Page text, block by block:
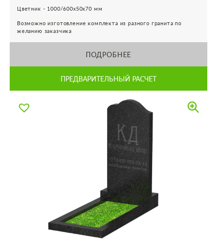
Цветник - 1000/600х50х70 мм
Возможно изготовление комплекта из разного гранита по
желанию заказчика
ПОДРОБНЕЕ
ПРЕДВАРИТЕЛЬНЫЙ РАСЧЕТ